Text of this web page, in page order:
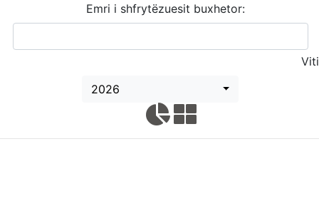
Emri i shfrytëzuesit buxhetor:
Viti
2026